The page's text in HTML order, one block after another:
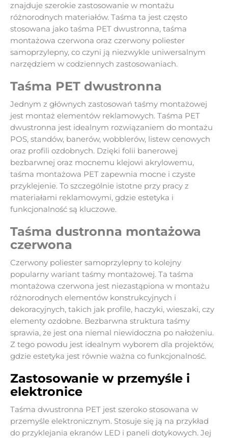
znajduje szerokie zastosowanie w montażu
różnorodnych materiałów. Taśma ta jest często
stosowana jako taśma PET dwustronna, taśma
montażowa czerwona oraz czerwony poliester
samoprzylepny, co czyni ją niezwykle uniwersalnym
narzędziem w codziennych zastosowaniach.
Taśma PET dwustronna
Jednym z głównych zastosowań taśmy montażowej
jest montaż elementów reklamowych. Taśma PET
dwustronna jest idealnym rozwiązaniem do montażu
POS, standów, banerów, wobblerów, listew cenowych
oraz profili ozdobnych. Dzięki folii banerowej
bezbarwnej oraz mocnemu klejowi akrylowemu,
taśma montażowa PET zapewnia mocne i czyste
przyklejenie. To szczególnie istotne przy pracy z
materiałami reklamowymi, gdzie estetyka i
funkcjonalność są kluczowe.
Taśma dustronna montażowa
czerwona
Czerwony poliester samoprzylepny to kolejny
popularny wariant taśmy montażowej. Ta taśma
montażowa czerwona jest niezastąpiona w montażu
różnorodnych elementów konstrukcyjnych i
dekoracyjnych, takich jak profile, haczyki, wieszaki, czy
elementy ozdobne. Bezbarwna struktura taśmy
sprawia, że jest ona niemal niewidoczna po nałożeniu.
Z tego powodu jest idealnym wyborem dla projektów,
gdzie estetyka jest równie ważna co funkcjonalność.
Zastosowanie w przemyśle i
elektronice
Taśma dwustronna PET jest szeroko stosowana w
przemyśle elektronicznym. Stosuje się ją na przykład
do przyklejania ekranów LED i paneli dotykowych. Jej